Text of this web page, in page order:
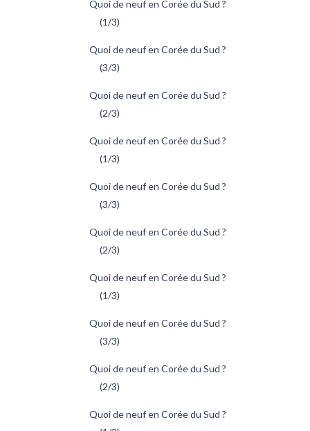
Quoi de neuf en Corée du Sud ?
(1/3)
Quoi de neuf en Corée du Sud ?
(3/3)
Quoi de neuf en Corée du Sud ?
(2/3)
Quoi de neuf en Corée du Sud ?
(1/3)
Quoi de neuf en Corée du Sud ?
(3/3)
Quoi de neuf en Corée du Sud ?
(2/3)
Quoi de neuf en Corée du Sud ?
(1/3)
Quoi de neuf en Corée du Sud ?
(3/3)
Quoi de neuf en Corée du Sud ?
(2/3)
Quoi de neuf en Corée du Sud ?